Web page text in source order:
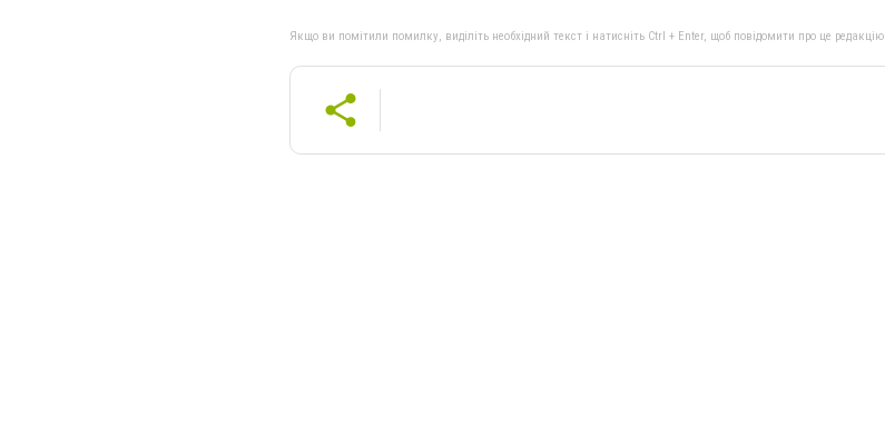
Якщо ви помітили помилку, виділіть необхідний текст і натисніть Ctrl + Enter, щоб повідомити про це редакцію